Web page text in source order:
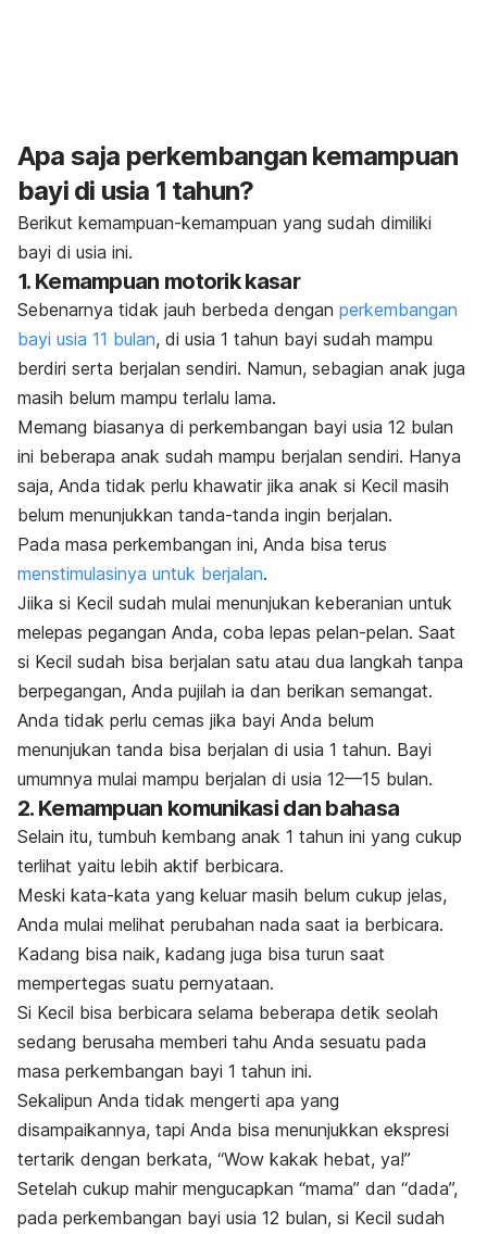
Apa saja perkembangan kemampuan
bayi di usia 1 tahun?
Berikut kemampuan-kemampuan yang sudah dimiliki
bayi di usia ini.
1. Kemampuan motorik kasar
Sebenarnya tidak jauh berbeda dengan perkembangan
bayi usia 11 bulan, di usia 1 tahun bayi sudah mampu
berdiri serta berjalan sendiri. Namun, sebagian anak juga
masih belum mampu terlalu lama.
Memang biasanya di perkembangan bayi usia 12 bulan
ini beberapa anak sudah mampu berjalan sendiri. Hanya
saja, Anda tidak perlu khawatir jika anak si Kecil masih
belum menunjukkan tanda-tanda ingin berjalan.
Pada masa perkembangan ini, Anda bisa terus
menstimulasinya untuk berjalan.
Jiika si Kecil sudah mulai menunjukan keberanian untuk
melepas pegangan Anda, coba lepas pelan-pelan. Saat
si Kecil sudah bisa berjalan satu atau dua langkah tanpa
berpegangan, Anda pujilah ia dan berikan semangat.
Anda tidak perlu cemas jika bayi Anda belum
menunjukan tanda bisa berjalan di usia 1 tahun. Bayi
umumnya mulai mampu berjalan di usia 12—15 bulan.
2. Kemampuan komunikasi dan bahasa
Selain itu, tumbuh kembang anak 1 tahun ini yang cukup
terlihat yaitu lebih aktif berbicara.
Meski kata-kata yang keluar masih belum cukup jelas,
Anda mulai melihat perubahan nada saat ia berbicara.
Kadang bisa naik, kadang juga bisa turun saat
mempertegas suatu pernyataan.
Si Kecil bisa berbicara selama beberapa detik seolah
sedang berusaha memberi tahu Anda sesuatu pada
masa perkembangan bayi 1 tahun ini.
Sekalipun Anda tidak mengerti apa yang
disampaikannya, tapi Anda bisa menunjukkan ekspresi
tertarik dengan berkata, “Wow kakak hebat, ya!”
Setelah cukup mahir mengucapkan “mama” dan “dada”,
pada perkembangan bayi usia 12 bulan, si Kecil sudah